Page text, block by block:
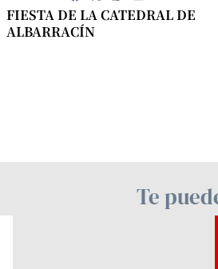
FIESTA DE LA CATEDRAL DE
ALBARRACÍN
Te